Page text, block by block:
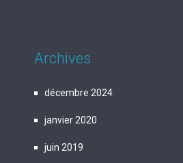
Archives
décembre 2024
janvier 2020
juin 2019